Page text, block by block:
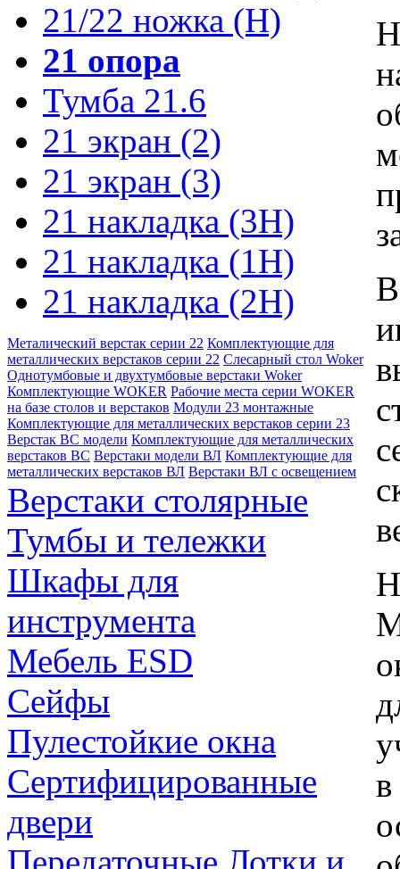
21/22 ножка (Н)
21 опора
Тумба 21.6
21 экран (2)
21 экран (3)
21 накладка (3Н)
21 накладка (1Н)
21 накладка (2Н)
Металический верстак серии 22 Комплектующие для
металлических верстаков серии 22 Слесарный стол Woker
Однотумбовые и двухтумбовые верстаки Woker
Комплектующие WOKER Рабочие места серии WOKER
на базе столов и верстаков Модули 23 монтажные
Комплектующие для металлических верстаков серии 23
Верстак ВС модели Комплектующие для металлических
верстаков ВС Верстаки модели ВЛ Комплектующие для
металлических верстаков ВЛ Верстаки ВЛ с освещением
Верстаки столярные
Тумбы и тележки
Шкафы для
инструмента
Мебель ESD
Сейфы
Пулестойкие окна
Сертифицированные
двери